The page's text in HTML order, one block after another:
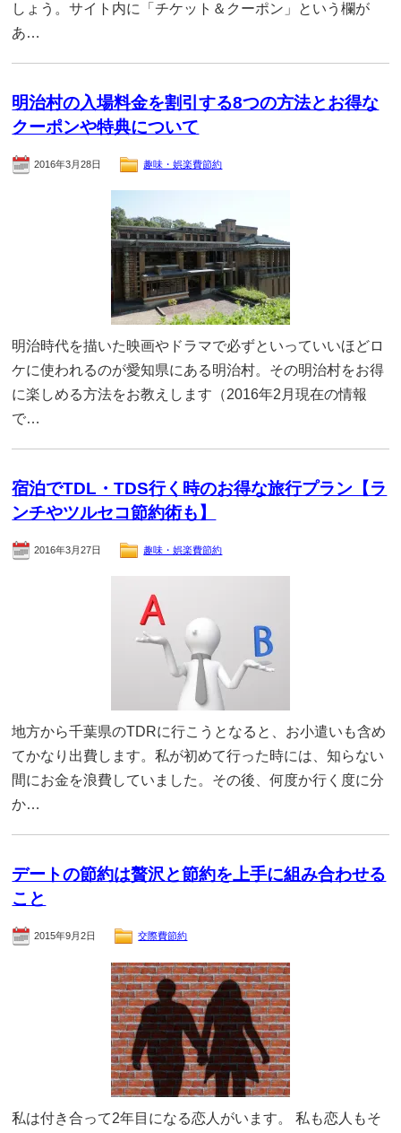
しょう。サイト内に「チケット＆クーポン」という欄が
あ…
明治村の入場料金を割引する8つの方法とお得な
クーポンや特典について
2016年3月28日 趣味・娯楽費節約
明治時代を描いた映画やドラマで必ずといっていいほどロ
ケに使われるのが愛知県にある明治村。その明治村をお得
に楽しめる方法をお教えします（2016年2月現在の情報
で…
宿泊でTDL・TDS行く時のお得な旅行プラン【ラ
ンチやツルセコ節約術も】
2016年3月27日 趣味・娯楽費節約
地方から千葉県のTDRに行こうとなると、お小遣いも含め
てかなり出費します。私が初めて行った時には、知らない
間にお金を浪費していました。その後、何度か行く度に分
か…
デートの節約は贅沢と節約を上手に組み合わせる
こと
2015年9月2日 交際費節約
私は付き合って2年目になる恋人がいます。 私も恋人もそ